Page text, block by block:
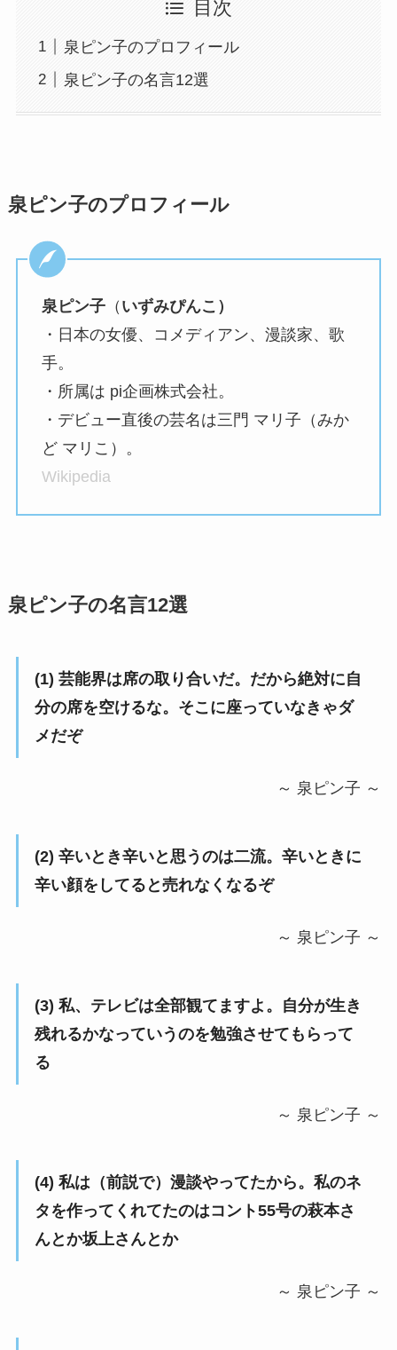
目次
泉ピン子のプロフィール
泉ピン子の名言12選
泉ピン子のプロフィール
泉ピン子（ いずみぴんこ）
・日本の女優、コメディアン、漫談家、歌
手。
・所属は pi企画株式会社。
・デビュー直後の芸名は三門 マリ子（みか
ど マリこ）。
Wikipedia
泉ピン子の名言12選
(1) 芸能界は席の取り合いだ。だから絶対に自
分の席を空けるな。そこに座っていなきゃダ
メだぞ
～ 泉ピン子 ～
(2) 辛いとき辛いと思うのは二流。辛いときに
辛い顔をしてると売れなくなるぞ
～ 泉ピン子 ～
(3) 私、テレビは全部観てますよ。自分が生き
残れるかなっていうのを勉強させてもらって
る
～ 泉ピン子 ～
(4) 私は（前説で）漫談やってたから。私のネ
タを作ってくれてたのはコント55号の萩本さ
んとか坂上さんとか
～ 泉ピン子 ～